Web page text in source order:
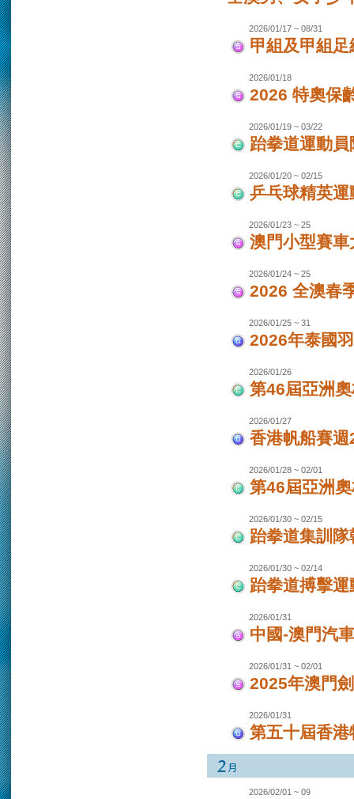
2026/01/17 ~ 08/31
甲組及甲組
2026/01/18
2026 特奧保
2026/01/19 ~ 03/22
跆拳道運動
2026/01/20 ~ 02/15
乒乓球精英
2026/01/23 ~ 25
澳門小型賽
2026/01/24 ~ 25
2026 全澳春
2026/01/25 ~ 31
2026年泰國
2026/01/26
第46屆亞洲
2026/01/27
香港帆船賽
2026/01/28 ~ 02/01
第46屆亞洲
2026/01/30 ~ 02/15
跆拳道集訓
2026/01/30 ~ 02/14
跆拳道搏擊
2026/01/31
中國-澳門汽
2026/01/31 ~ 02/01
2025年澳門
2026/01/31
第五十屆香
2026/02/01 ~ 09